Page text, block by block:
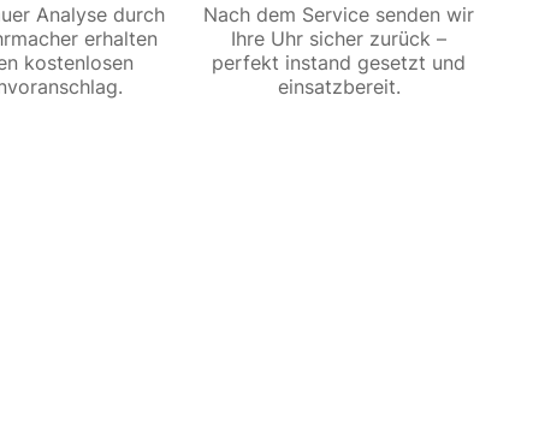
Analyse durch
erhalten
kostenlosen
Nach dem Service senden wir
Ihre Uhr sicher zurück –
perfekt instand gesetzt und
einsatzbereit.